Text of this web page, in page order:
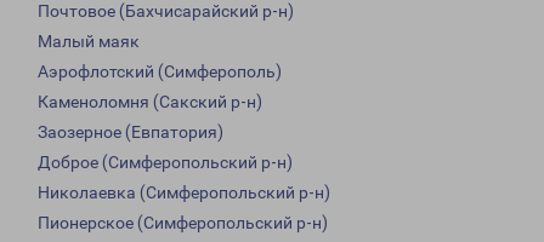
Почтовое (Бахчисарайский р-н)
Малый маяк
Аэрофлотский (Симферополь)
Каменоломня (Сакский р-н)
Заозерное (Евпатория)
Доброе (Симферопольский р-н)
Николаевка (Симферопольский р-н)
Пионерское (Симферопольский р-н)